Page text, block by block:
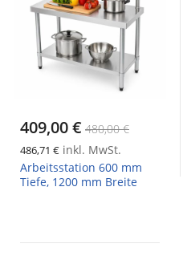
409,00 € 480,00 €
486,71 € inkl. MwSt.
Arbeitsstation 600 mm
Tiefe, 1200 mm Breite